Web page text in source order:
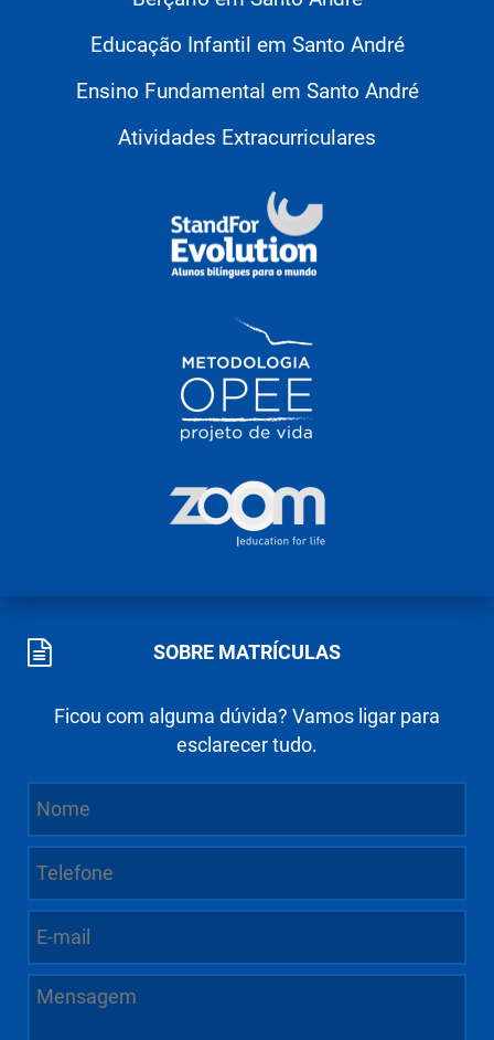
Educação Infantil em Santo André
Ensino Fundamental em Santo André
Atividades Extracurriculares
SOBRE MATRÍCULAS
Ficou com alguma dúvida? Vamos ligar para
esclarecer tudo.